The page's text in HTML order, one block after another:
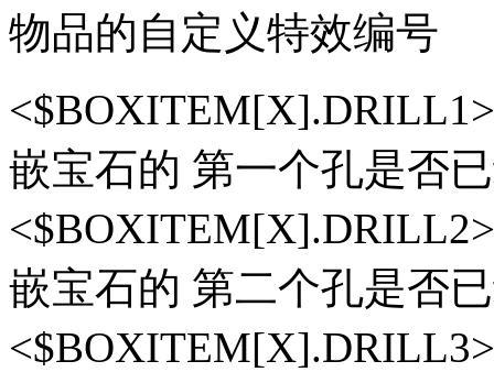
物品的自定义特效编号
嵌宝石的 第一个孔是否
嵌宝石的 第二个孔是否